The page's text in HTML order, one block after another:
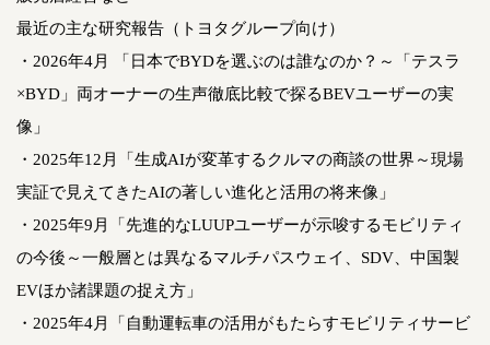
最近の主な研究報告（トヨタグループ向け）
・2026年4月 「日本でBYDを選ぶのは誰なのか？～「テスラ
×BYD」両オーナーの生声徹底比較で探るBEVユーザーの実
像」
・2025年12月「生成AIが変革するクルマの商談の世界～現場
実証で見えてきたAIの著しい進化と活用の将来像」
・2025年9月「先進的なLUUPユーザーが示唆するモビリティ
の今後～一般層とは異なるマルチパスウェイ、SDV、中国製
EVほか諸課題の捉え方」
・2025年4月「自動運転車の活用がもたらすモビリティサービ